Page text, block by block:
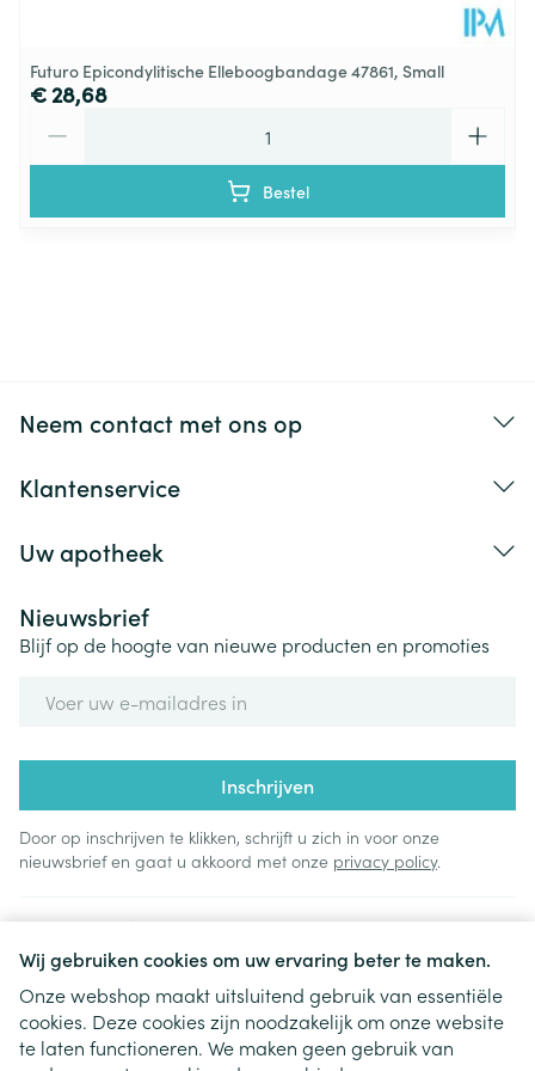
Wij gebruiken cookies om uw ervaring beter te maken.
Onze webshop maakt uitsluitend gebruik van essentiële
cookies. Deze cookies zijn noodzakelijk om onze website
te laten functioneren. We maken geen gebruik van
Futuro Epicondylitische Elleboogbandage 47861, Small
€ 28,68
Bestel
Neem contact met ons op
Klantenservice
Uw apotheek
Nieuwsbrief
Blijf op de hoogte van nieuwe producten en promoties
Inschrijven
Door op inschrijven te klikken, schrijft u zich in voor onze
nieuwsbrief en gaat u akkoord met onze privacy policy.
Juridische links